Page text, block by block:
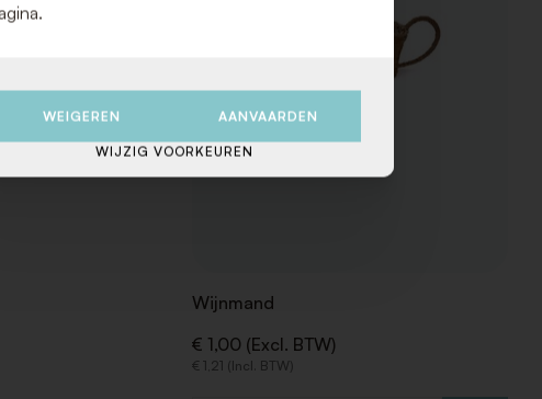
H 9 cm
+
Wijnmand
€ 1,00 (Excl. BTW)
€ 1,21 (Incl. BTW)
WEIGEREN AANVAARDEN
WIJZIG VOORKEUREN